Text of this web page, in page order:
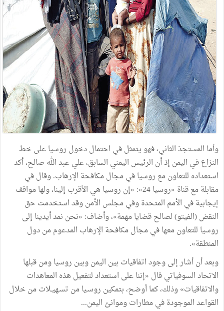
وأما المستجدّالثاني،فهويتمثلفي احتمالدخول روسياعلىخط
النزاعفي اليمن إذأن الرئيس اليمني السابق،عليعبدالله صالح،أكد
استعداده للتعاونمع روسيافيمجالمكافحة الإرهاب.وقالفي
مقابلةمعقناة «روسيا24
»
:
«إن روسيا هي الأقرب إلينا،ولهامواقف
إيجابيةفي الأمم المتحدةوفيمجلس الأمنوقداستخدمتحق
النقض(الفيتو)لصالحقضايامهمة»،وأضاف:
«نحن نمدأيدينا إلى
روسيا للتعاونمعهافيمجالمكافحة الإرهاب المدعوممندول
المنطقة»
.
وبعدأنأشارإلىوجوداتفاقيات بين اليمنوبين روسياومنقبلها
الاتحادالسوفياتيقال «إنناعلى استعدادلتفعيل هذه المعاهدات
والاتفاقيات»وذلك،كماأوضح،بتمكين روسـيامن تسـهيـلاتمنخلال
القواعدالموجودةفيمطاراتوموانئ اليمن...